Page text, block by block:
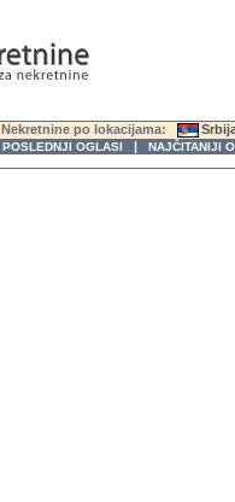
Nekretnine po lokacijama:
POSLEDNJI OGLASI | NAJČITANIJI